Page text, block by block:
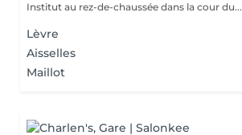
Institut au rez-de-chaussée dans la cour du...
Lèvre
Aisselles
Maillot